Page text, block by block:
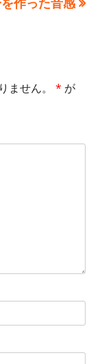
せん。 * が